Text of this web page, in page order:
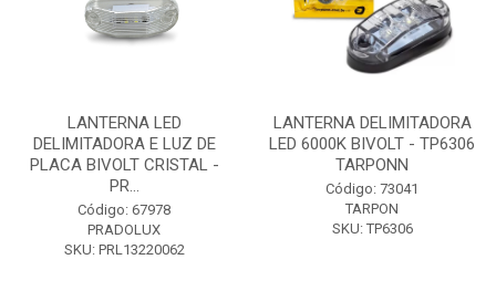
LANTERNA LED
DELIMITADORA E LUZ DE
PLACA BIVOLT CRISTAL -
PR...
Código: 67978
PRADOLUX
SKU: PRL13220062
LANTERNA DELIMITADORA
LED 6000K BIVOLT - TP6306
TARPONN
Código: 73041
TARPON
SKU: TP6306